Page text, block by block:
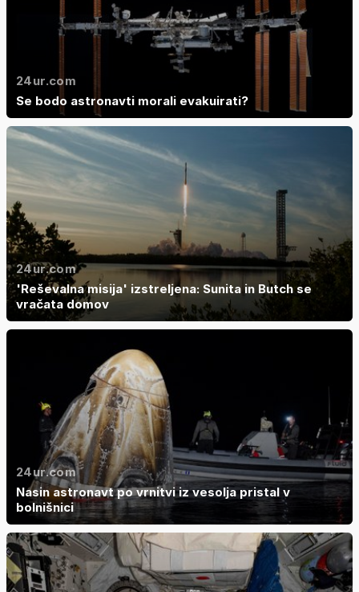
24ur.com
Se bodo astronavti morali evakuirati?
24ur.com
'Reševalna misija' izstreljena: Sunita in Butch se
vračata domov
24ur.com
Nasin astronavt po vrnitvi iz vesolja pristal v
bolnišnici